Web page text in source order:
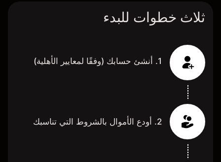
ثلاث خطوات للبدء
1. أنشئ حسابك (وفقًا لمعايير الأهلية)
2. أودع الأموال بالشروط التي تناسبك